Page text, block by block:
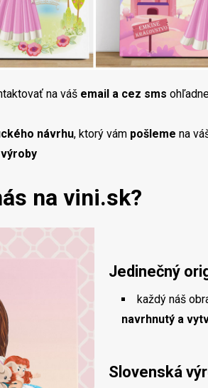
na váš email a cez sms
návrhu, ktorý vám pošleme na
na vini.sk?
Jedinečný
každý náš
navrhnutý a
Slovenská